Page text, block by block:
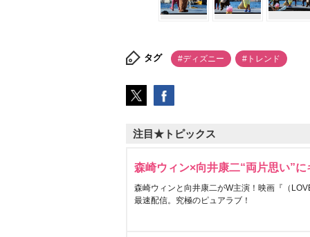
タグ #ディズニー #トレンド
注目★トピックス
森崎ウィン×向井康二“両片思い”
森崎ウィンと向井康二がW主演！映画『（
最速配信。究極のピュアラブ！